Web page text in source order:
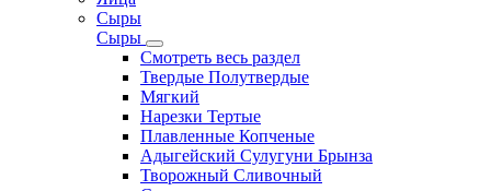
Сыры
Сыры
Смотреть весь раздел
Твердые Полутвердые
Мягкий
Нарезки Тертые
Плавленные Копченые
Адыгейский Сулугуни Брынза
Творожный Сливочный